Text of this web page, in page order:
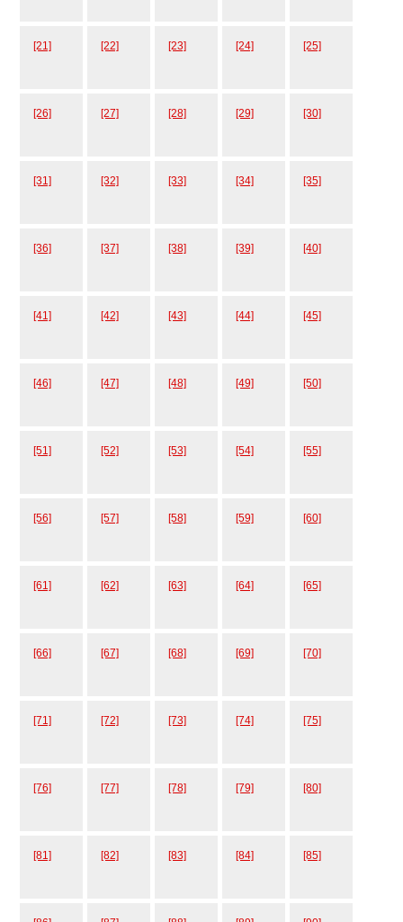
[21] [22] [23] [24] [25]
[26] [27] [28] [29] [30]
[31] [32] [33] [34] [35]
[36] [37] [38] [39] [40]
[41] [42] [43] [44] [45]
[46] [47] [48] [49] [50]
[51] [52] [53] [54] [55]
[56] [57] [58] [59] [60]
[61] [62] [63] [64] [65]
[66] [67] [68] [69] [70]
[71] [72] [73] [74] [75]
[76] [77] [78] [79] [80]
[81] [82] [83] [84] [85]